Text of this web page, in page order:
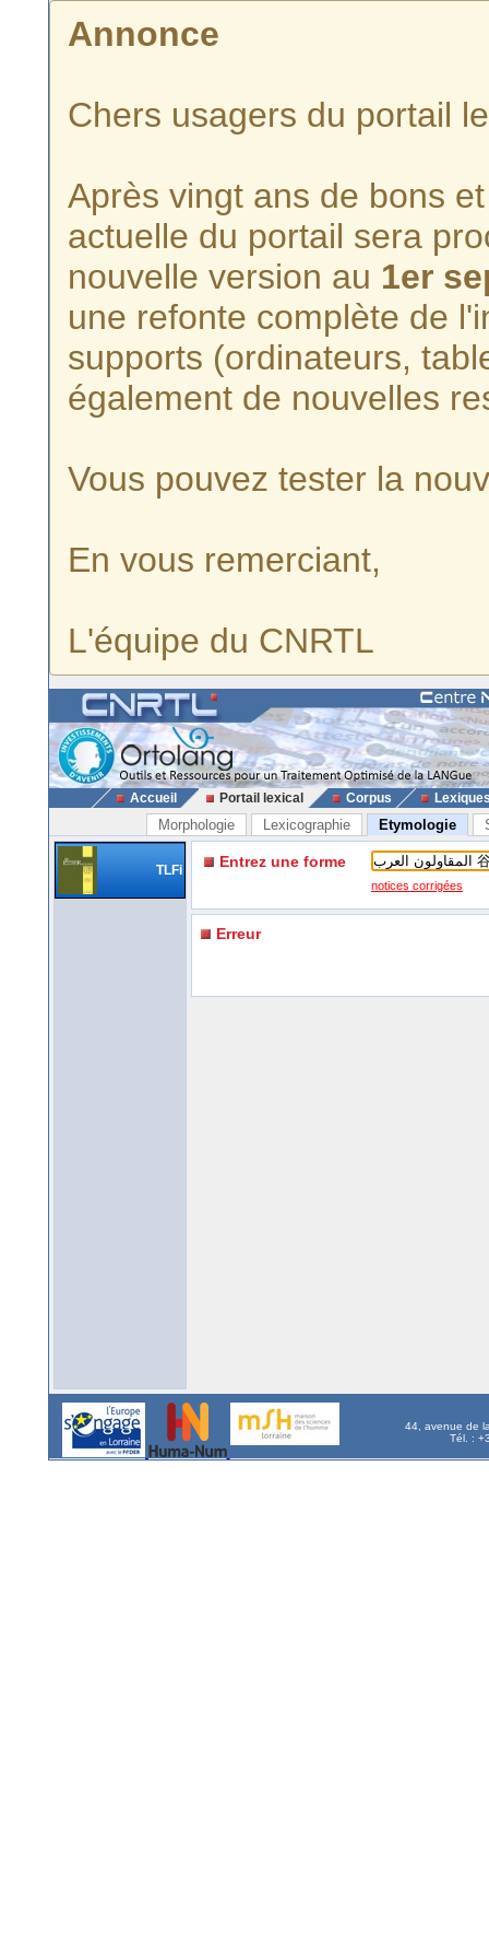
Annonce
Chers usagers du portail
Après vingt ans de bons
actuelle du portail sera
nouvelle version au 1er
une refonte complète de
supports (ordinateurs,
également de nouvelles
Vous pouvez tester la
En vous remerciant,
L'équipe du CNRTL
Accueil Portail lexical Corpus
Morphologie Lexicographie Etymologie
TLFi Entrez une forme
notices corrigées
Erreur
44, avenue de
Tél. :